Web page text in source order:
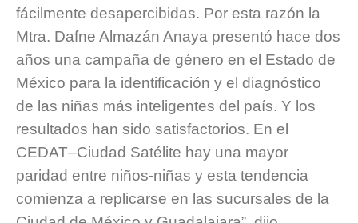
fácilmente desapercibidas. Por esta razón la
Mtra. Dafne Almazán Anaya presentó hace dos
años una campaña de género en el Estado de
México para la identificación y el diagnóstico
de las niñas más inteligentes del país. Y los
resultados han sido satisfactorios. En el
CEDAT–Ciudad Satélite hay una mayor
paridad entre niños-niñas y esta tendencia
comienza a replicarse en las sucursales de la